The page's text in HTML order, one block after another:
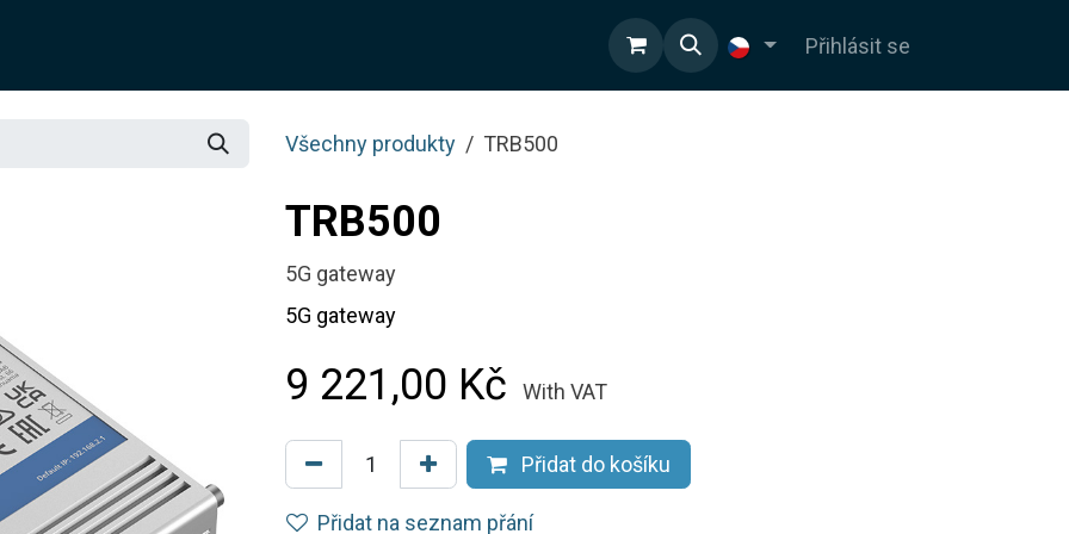
Přihlásit se
Všechny produkty TRB500
TRB500
5G gateway
5G gateway
9 221,00 Kč With VAT
Přidat do košíku
Přidat na seznam přání